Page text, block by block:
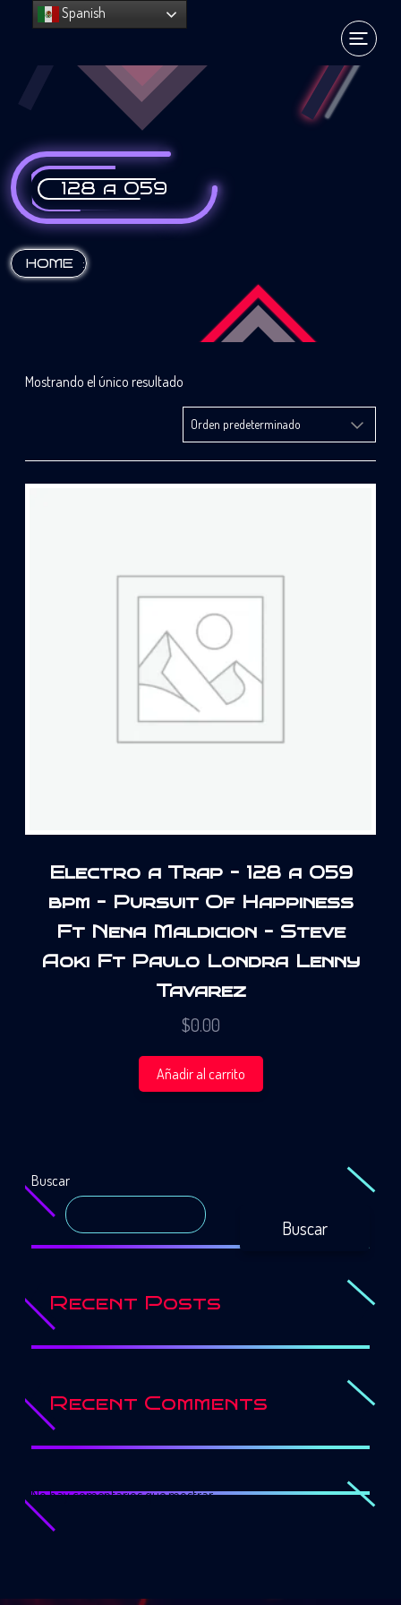
128 a 059
HOME :
Mostrando el único resultado
Electro a Trap – 128 a 059
bpm – Pursuit Of Happiness
Ft Nena Maldicion – Steve
Aoki Ft Paulo Londra Lenny
Tavarez
$0.00
Añadir al carrito
Buscar
Buscar
Recent Posts
Recent Comments
No hay comentarios que mostrar.
Spanish